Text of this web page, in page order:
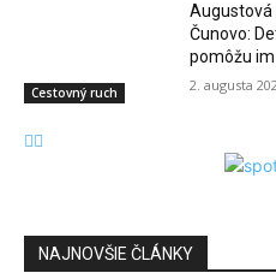
Cestovný ruch
Augustová
Čunovo:
pomôžu
2. augusta
NAJNOVŠIE ČLÁNKY